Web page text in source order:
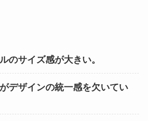
のサイズ感が大きい。
デザインの統一感を欠いてい